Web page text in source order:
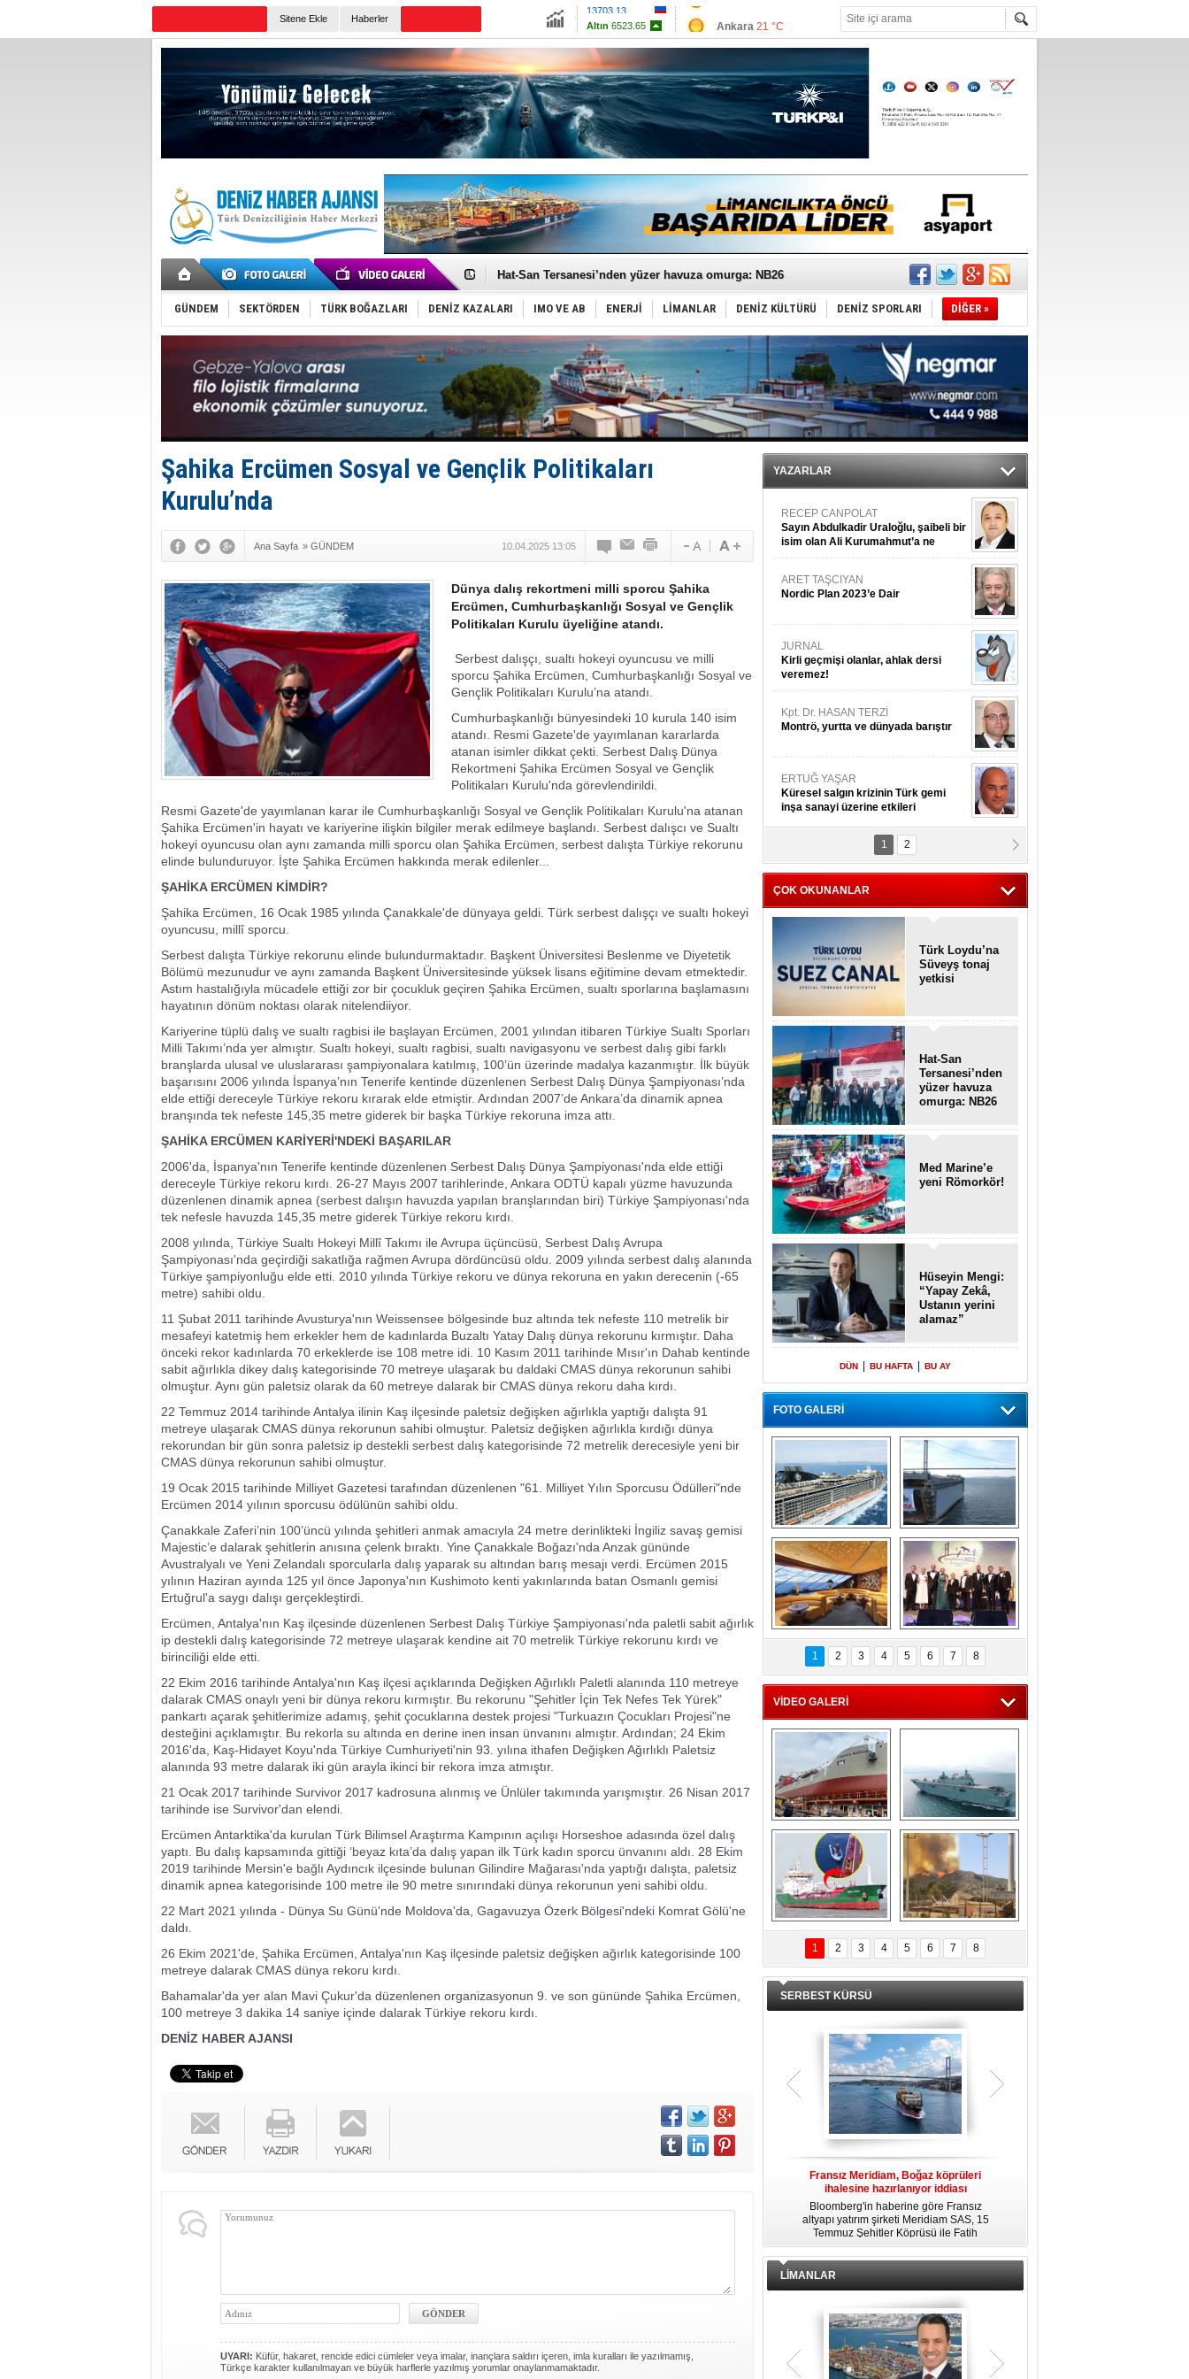
Sitene Ekle Haberler
Euro55.0593 Antalya23 °C
Muğla 21 °C
Çanakkale 24 °C
Türk Loydu’na Süveyş tonaj yetkisi
Hat-San Tersanesi’nden yüzer havuza omurga: NB26
Med Marine’e yeni Römorkör!
KOSDER’den Karadeniz için ‘Çağrı’!
Kalyoncu’dan ‘Sefer’ kararı!
Tekne, su aldı: 100 yolcu, tahliye edildi
Bacasında yangın çıkan Tanker, demirletildi
Dışişleri Bakanlığı'ndan açıklama: "Takipteyiz"
Depo ve tekneler, alevlere teslim oldu
Kruvaziyer Şirketleri işte buralara ‘Yatırım’ yapıyor
SES Yachts’tan EPOQ 36!
Kargıcak Koyu’nda tekne yangını!
Denizlerin dibinde 8 bin 500 gemi petrol sızıntısı riskiyle çürüyor
İstanbul: Gemide yangın çıktı!
GÜNDEM SEKTÖRDEN TÜRK BOĞAZLARI DENİZ KAZALARI IMO VE AB ENERJİ LİMANLAR DENİZ KÜLTÜRÜ DENİZ SPORLARI DİĞER »
Şahika Ercümen Sosyal ve Gençlik Politikaları
Kurulu’nda
Ana Sayfa » GÜNDEM 10.04.2025 13:05
Dünya dalış rekortmeni milli sporcu Şahika
Ercümen, Cumhurbaşkanlığı Sosyal ve Gençlik
Politikaları Kurulu üyeliğine atandı.
Serbest dalışçı, sualtı hokeyi oyuncusu ve milli
sporcu Şahika Ercümen, Cumhurbaşkanlığı Sosyal ve
Gençlik Politikaları Kurulu’na atandı.
Cumhurbaşkanlığı bünyesindeki 10 kurula 140 isim
atandı. Resmi Gazete'de yayımlanan kararlarda
atanan isimler dikkat çekti. Serbest Dalış Dünya
Rekortmeni Şahika Ercümen Sosyal ve Gençlik
Politikaları Kurulu'nda görevlendirildi.
Resmi Gazete'de yayımlanan karar ile Cumhurbaşkanlığı Sosyal ve Gençlik Politikaları Kurulu'na atanan
Şahika Ercümen'in hayatı ve kariyerine ilişkin bilgiler merak edilmeye başlandı. Serbest dalışcı ve Sualtı
hokeyi oyuncusu olan aynı zamanda milli sporcu olan Şahika Ercümen, serbest dalışta Türkiye rekorunu
elinde bulunduruyor. İşte Şahika Ercümen hakkında merak edilenler...
ŞAHİKA ERCÜMEN KİMDİR?
Şahika Ercümen, 16 Ocak 1985 yılında Çanakkale'de dünyaya geldi. Türk serbest dalışçı ve sualtı hokeyi
oyuncusu, millî sporcu.
Serbest dalışta Türkiye rekorunu elinde bulundurmaktadır. Başkent Üniversitesi Beslenme ve Diyetetik
Bölümü mezunudur ve aynı zamanda Başkent Üniversitesinde yüksek lisans eğitimine devam etmektedir.
Astım hastalığıyla mücadele ettiği zor bir çocukluk geçiren Şahika Ercümen, sualtı sporlarına başlamasını
hayatının dönüm noktası olarak nitelendiiyor.
Kariyerine tüplü dalış ve sualtı ragbisi ile başlayan Ercümen, 2001 yılından itibaren Türkiye Sualtı Sporları
Milli Takımı’nda yer almıştır. Sualtı hokeyi, sualtı ragbisi, sualtı navigasyonu ve serbest dalış gibi farklı
branşlarda ulusal ve uluslararası şampiyonalara katılmış, 100’ün üzerinde madalya kazanmıştır. İlk büyük
başarısını 2006 yılında İspanya’nın Tenerife kentinde düzenlenen Serbest Dalış Dünya Şampiyonası’nda
elde ettiği dereceyle Türkiye rekoru kırarak elde etmiştir. Ardından 2007’de Ankara’da dinamik apnea
branşında tek nefeste 145,35 metre giderek bir başka Türkiye rekoruna imza attı.
ŞAHİKA ERCÜMEN KARİYERİ'NDEKİ BAŞARILAR
2006'da, İspanya'nın Tenerife kentinde düzenlenen Serbest Dalış Dünya Şampiyonası'nda elde ettiği
dereceyle Türkiye rekoru kırdı. 26-27 Mayıs 2007 tarihlerinde, Ankara ODTÜ kapalı yüzme havuzunda
düzenlenen dinamik apnea (serbest dalışın havuzda yapılan branşlarından biri) Türkiye Şampiyonası'nda
tek nefesle havuzda 145,35 metre giderek Türkiye rekoru kırdı.
2008 yılında, Türkiye Sualtı Hokeyi Millî Takımı ile Avrupa üçüncüsü, Serbest Dalış Avrupa
Şampiyonası'nda geçirdiği sakatlığa rağmen Avrupa dördüncüsü oldu. 2009 yılında serbest dalış alanında
Türkiye şampiyonluğu elde etti. 2010 yılında Türkiye rekoru ve dünya rekoruna en yakın derecenin (-65
metre) sahibi oldu.
11 Şubat 2011 tarihinde Avusturya'nın Weissensee bölgesinde buz altında tek nefeste 110 metrelik bir
mesafeyi katetmiş hem erkekler hem de kadınlarda Buzaltı Yatay Dalış dünya rekorunu kırmıştır. Daha
önceki rekor kadınlarda 70 erkeklerde ise 108 metre idi. 10 Kasım 2011 tarihinde Mısır'ın Dahab kentinde
sabit ağırlıkla dikey dalış kategorisinde 70 metreye ulaşarak bu daldaki CMAS dünya rekorunun sahibi
olmuştur. Aynı gün paletsiz olarak da 60 metreye dalarak bir CMAS dünya rekoru daha kırdı.
22 Temmuz 2014 tarihinde Antalya ilinin Kaş ilçesinde paletsiz değişken ağırlıkla yaptığı dalışta 91
metreye ulaşarak CMAS dünya rekorunun sahibi olmuştur. Paletsiz değişken ağırlıkla kırdığı dünya
rekorundan bir gün sonra paletsiz ip destekli serbest dalış kategorisinde 72 metrelik derecesiyle yeni bir
CMAS dünya rekorunun sahibi olmuştur.
19 Ocak 2015 tarihinde Milliyet Gazetesi tarafından düzenlenen "61. Milliyet Yılın Sporcusu Ödülleri"nde
Ercümen 2014 yılının sporcusu ödülünün sahibi oldu.
Çanakkale Zaferi’nin 100’üncü yılında şehitleri anmak amacıyla 24 metre derinlikteki İngiliz savaş gemisi
Majestic’e dalarak şehitlerin anısına çelenk bıraktı. Yine Çanakkale Boğazı'nda Anzak gününde
Avustralyalı ve Yeni Zelandalı sporcularla dalış yaparak su altından barış mesajı verdi. Ercümen 2015
yılının Haziran ayında 125 yıl önce Japonya'nın Kushimoto kenti yakınlarında batan Osmanlı gemisi
Ertuğrul'a saygı dalışı gerçekleştirdi.
Ercümen, Antalya'nın Kaş ilçesinde düzenlenen Serbest Dalış Türkiye Şampiyonası'nda paletli sabit ağırlık
ip destekli dalış kategorisinde 72 metreye ulaşarak kendine ait 70 metrelik Türkiye rekorunu kırdı ve
birinciliği elde etti.
22 Ekim 2016 tarihinde Antalya'nın Kaş ilçesi açıklarında Değişken Ağırlıklı Paletli alanında 110 metreye
dalarak CMAS onaylı yeni bir dünya rekoru kırmıştır. Bu rekorunu "Şehitler İçin Tek Nefes Tek Yürek"
pankartı açarak şehitlerimize adamış, şehit çocuklarına destek projesi "Turkuazın Çocukları Projesi"ne
desteğini açıklamıştır. Bu rekorla su altında en derine inen insan ünvanını almıştır. Ardından; 24 Ekim
2016'da, Kaş-Hidayet Koyu'nda Türkiye Cumhuriyeti'nin 93. yılına ithafen Değişken Ağırlıklı Paletsiz
alanında 93 metre dalarak iki gün arayla ikinci bir rekora imza atmıştır.
21 Ocak 2017 tarihinde Survivor 2017 kadrosuna alınmış ve Ünlüler takımında yarışmıştır. 26 Nisan 2017
tarihinde ise Survivor'dan elendi.
Ercümen Antarktika'da kurulan Türk Bilimsel Araştırma Kampının açılışı Horseshoe adasında özel dalış
yaptı. Bu dalış kapsamında gittiği ‘beyaz kıta’da dalış yapan ilk Türk kadın sporcu ünvanını aldı. 28 Ekim
2019 tarihinde Mersin'e bağlı Aydıncık ilçesinde bulunan Gilindire Mağarası'nda yaptığı dalışta, paletsiz
dinamik apnea kategorisinde 100 metre ile 90 metre sınırındaki dünya rekorunun yeni sahibi oldu.
22 Mart 2021 yılında - Dünya Su Günü'nde Moldova'da, Gagavuzya Özerk Bölgesi'ndeki Komrat Gölü'ne
daldı.
26 Ekim 2021'de, Şahika Ercümen, Antalya'nın Kaş ilçesinde paletsiz değişken ağırlık kategorisinde 100
metreye dalarak CMAS dünya rekoru kırdı.
Bahamalar'da yer alan Mavi Çukur'da düzenlenen organizasyonun 9. ve son gününde Şahika Ercümen,
100 metreye 3 dakika 14 saniye içinde dalarak Türkiye rekoru kırdı.
DENİZ HABER AJANSI
UYARI: Küfür, hakaret, rencide edici cümleler veya imalar, inançlara saldırı içeren, imla kuralları ile yazılmamış,
Türkçe karakter kullanılmayan ve büyük harflerle yazılmış yorumlar onaylanmamaktadır.
YAZARLAR
RECEP CANPOLAT
Sayın Abdulkadir Uraloğlu, şaibeli bir
isim olan Ali Kurumahmut’a ne
danışıyorsunuz?
ARET TAŞCIYAN
Nordic Plan 2023’e Dair
JURNAL
Kirli geçmişi olanlar, ahlak dersi
veremez!
Kpt. Dr. HASAN TERZİ
Montrö, yurtta ve dünyada barıştır
ERTUĞ YAŞAR
Küresel salgın krizinin Türk gemi
inşa sanayi üzerine etkileri
Kpt. MESUT AZMİ GÖKSOY
ithafen...
1 2
ÇOK OKUNANLAR
Türk Loydu’na
Süveyş tonaj
yetkisi
Hat-San
Tersanesi’nden
yüzer havuza
omurga: NB26
Med Marine’e
yeni Römorkör!
Hüseyin Mengi:
“Yapay Zekâ,
Ustanın yerini
alamaz”
DÜN BU HAFTA BU AY
FOTO GALERİ
“Gemi içinde gemi”
konsepti ile MSC
Splendida
Dünyada tek!
Denizaltı yüzer
havuzu intikal
seyrine başladı
MSC'den 55 milyon
euroluk turizm geliri
müjdesi
5. Bosphorus Ship
Brokers Dinner,
İstanbul’da yapıldı
1 2 3 4 5 6 7 8
VİDEO GALERİ
Çeksan Tersanesi,
Başaran Bayrak
tankerini suya
indirdi
TCG Anadolu,
tersane teknik
seyrini tamamladı
Göçmenlerin
imdadına Türk
sahipli MINA DENIZ
yetişti
Milas’taki yangın
yeniden termik
santrallere doğru
ilerliyor
1 2 3 4 5 6 7 8
SERBEST KÜRSÜ
Fransız Meridiam, Boğaz köprüleri
ihalesine hazırlanıyor iddiası
Bloomberg'in haberine göre Fransız
altyapı yatırım şirketi Meridiam SAS, 15
Temmuz Şehitler Köprüsü ile Fatih
Sultan Mehmet Köprüsü'nün
özelleştirilmesine yönelik ihaleyle
zamanda kendi yat limanı, helikopter
pisti ve seçkin villaları da içeren koca
LİMANLAR